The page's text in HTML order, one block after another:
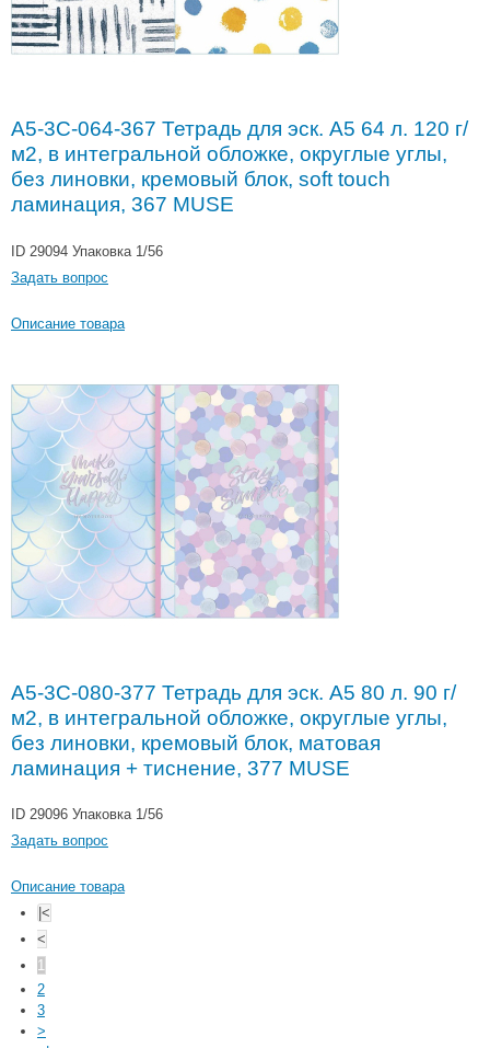
A5-3C-064-367 Тетрадь для эск. A5 64 л. 120 г/
м2, в интегральной обложке, округлые углы,
без линовки, кремовый блок, soft touch
ламинация, 367 MUSE
ID 29094 Упаковка 1/56
Задать вопрос
Описание товара
A5-3C-080-377 Тетрадь для эск. A5 80 л. 90 г/
м2, в интегральной обложке, округлые углы,
без линовки, кремовый блок, матовая
ламинация + тиснение, 377 MUSE
ID 29096 Упаковка 1/56
Задать вопрос
Описание товара
|<
<
1
2
3
>